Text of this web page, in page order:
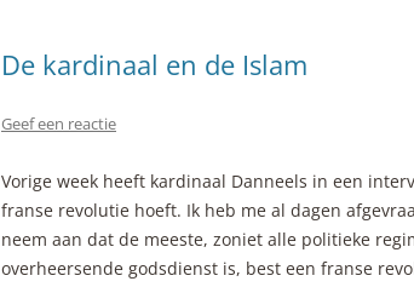
De kardinaal en de Islam
Geef een reactie
Vorige week heeft kardinaal Danneels in een
franse revolutie hoeft. Ik heb me al dagen
neem aan dat de meeste, zoniet alle politieke
overheersende godsdienst is, best een franse